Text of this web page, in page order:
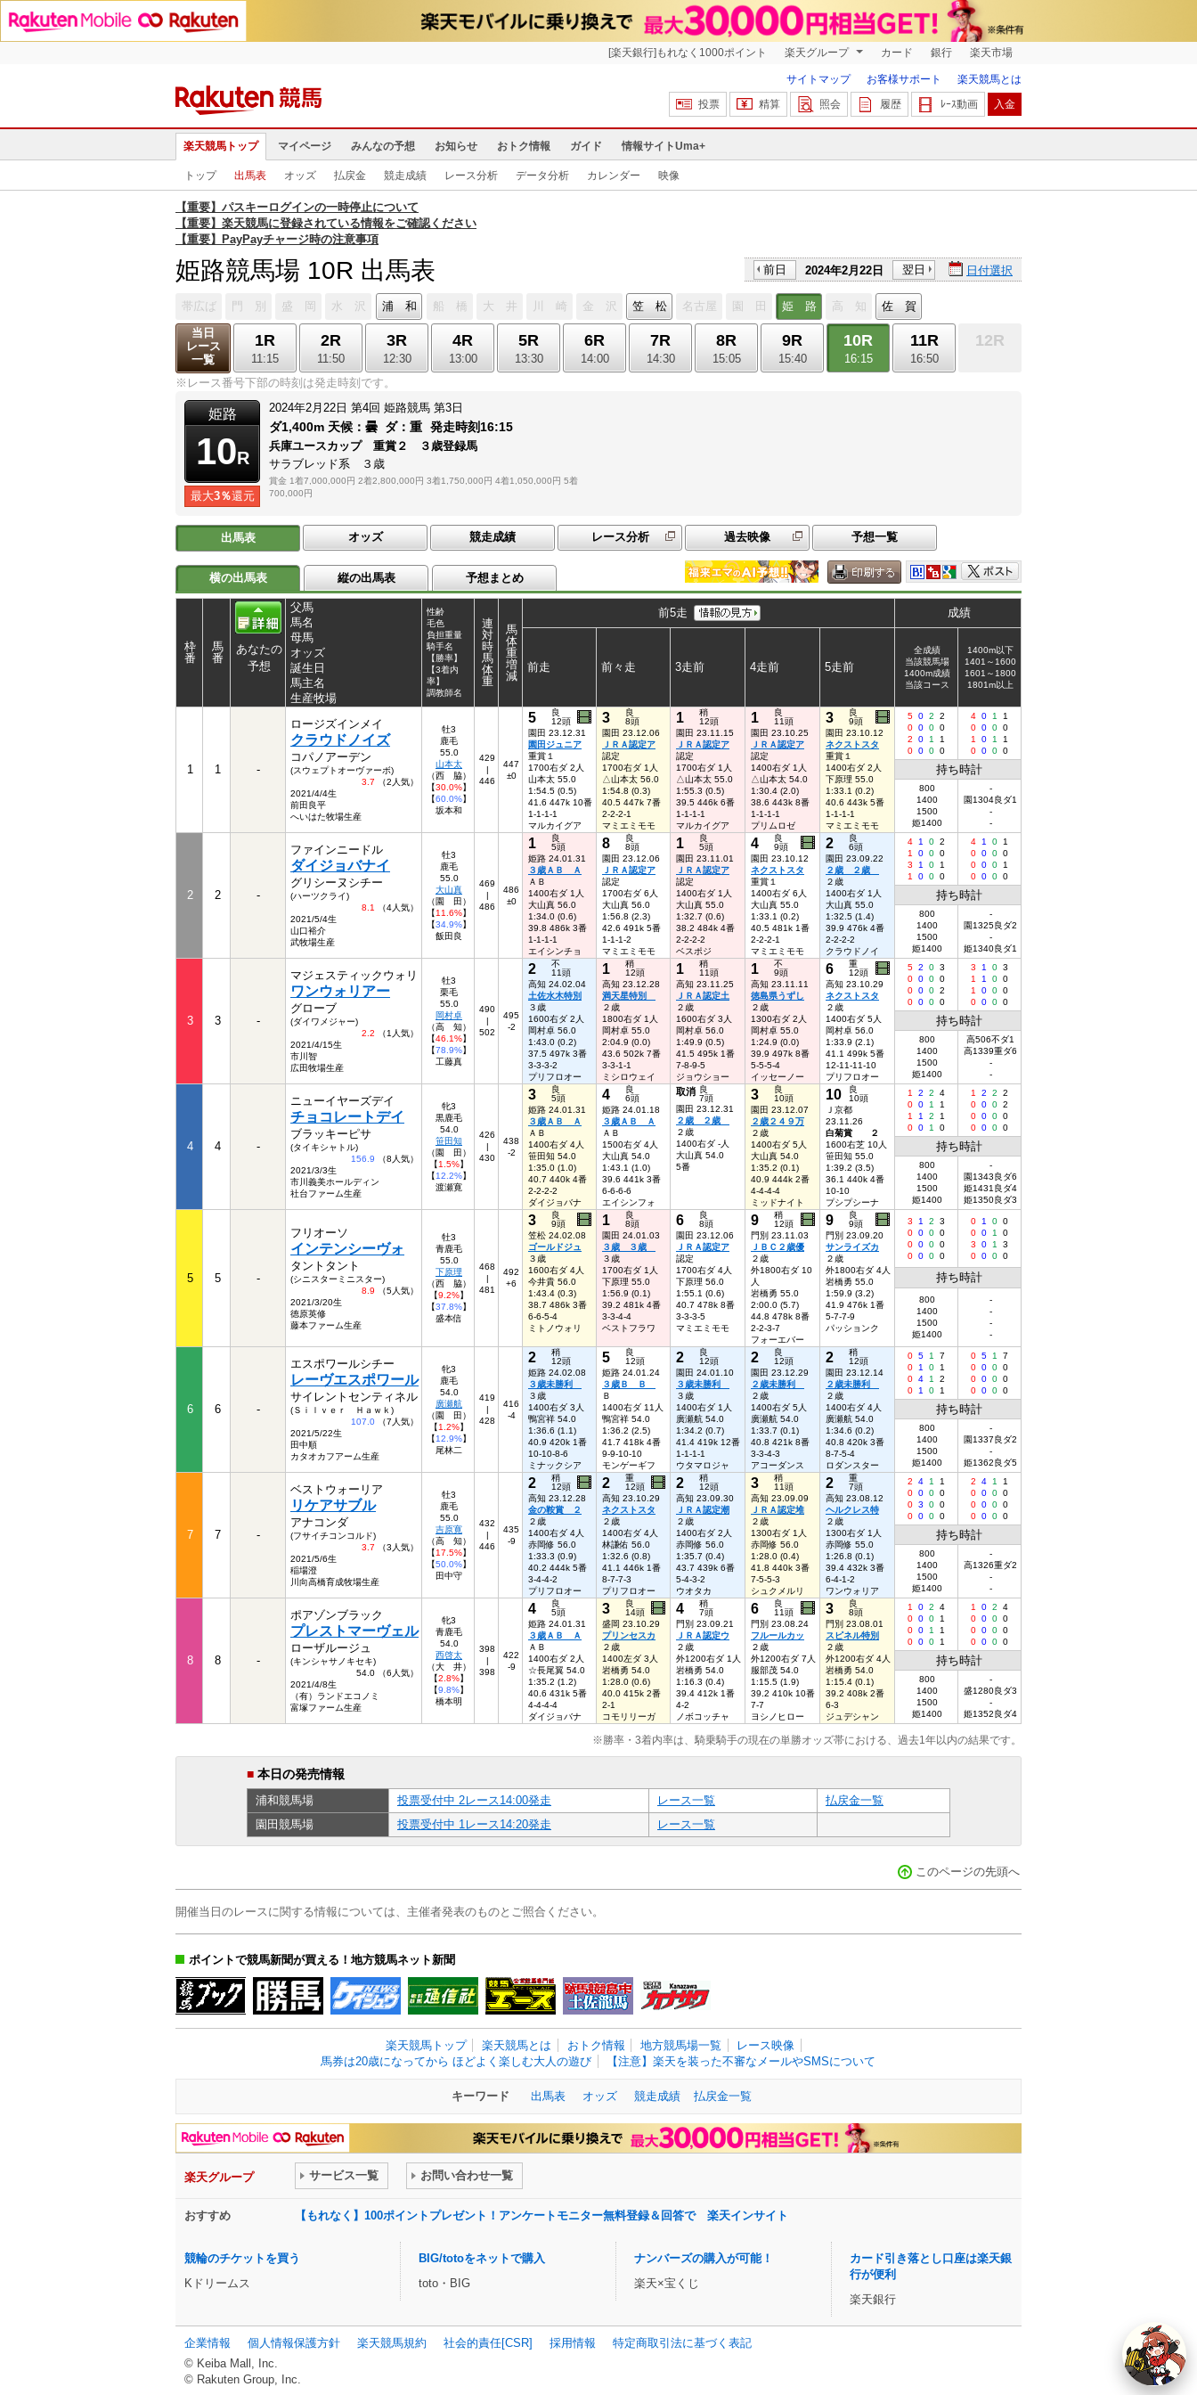
[楽天銀行]もれなく1000ポイント 楽天グループ カード 銀行 楽天市場
サイトマップ お客様サポート
楽天競馬とは
投票
精算 照会 履歴 ﾚｰｽ動画 入金
楽天競馬トップ マイページ みんなの予想 お知らせ おトク情報 ガイド 情報サイトUma+
トップ 出馬表 オッズ 払戻金 競走成績 レース分析 データ分析 カレンダー 映像
【重要】パスキーログインの一時停止について
【重要】楽天競馬に登録されている情報をご確認ください
【重要】PayPayチャージ時の注意事項
姫路競馬場 10R 出馬表 前日 2024年2月22日 翌日 日付選択
帯広ば 門 別 盛 岡 水 沢 浦 和 船 橋 大 井 川 崎 金 沢 笠 松 名古屋 園 田 姫 路 高 知
佐 賀
当日
レース
一覧
1R
11:15
2R
11:50
3R
12:30
4R
13:00
5R
13:30
6R
14:00
7R
14:30
8R
15:05
9R
15:40
10R
16:15
11R
16:50
12R
※レース番号下部の時刻は発走時刻です。
姫路
10R
最大3％還元
2024年2月22日 第4回 姫路競馬 第3日
ダ1,400m 天候： 曇 ダ：重 発走時刻16:15
兵庫ユースカップ 重賞２ ３歳登録馬
サラブレッド系 ３歳
賞金 1着7,000,000円 2着2,800,000円 3着1,750,000円 4着1,050,000円 5着
700,000円
出馬表 オッズ 競走成績 レース分析 過去映像 予想一覧
横の出馬表 縦の出馬表 予想まとめ
枠
番
馬
番
あなたの
予想
父馬
馬名
母馬
オッズ
誕生日
馬主名
生産牧場
性齢
毛色
負担重量
騎手名
【勝率】
【3着内
率】
調教師名
連
対
時
馬
体
重
馬
体
重
増
減
前5走 成績
前走 前々走 3走前 4走前 5走前
全成績
当該競馬場
1400m成績
当該コース
1400m以下
1401～1600
1601～1800
1801m以上
1 1 -
ロージズインメイ
クラウドノイズ
コパノアーデン
(スウェプトオーヴァーボ)
3.7 （2人気）
2021/4/4生
前田良平
へいはた牧場生産
牡3
鹿毛
55.0
山本太
（西 脇）
【30.0%】
【60.0%】
坂本和
429
|
446
447
±0
5
良
12頭
園田 23.12.31
園田ジュニア
重賞１
1700右ダ 2人
山本太 55.0
1:54.5 (0.5)
41.6 447k 10番
1-1-1-1
マルカイグア
3
良
8頭
園田 23.12.06
ＪＲＡ認定ア
認定
1700右ダ 1人
△山本太 56.0
1:54.8 (0.3)
40.5 447k 7番
2-2-2-1
マミエミモモ
1
稍
12頭
園田 23.11.15
ＪＲＡ認定ア
認定
1700右ダ 1人
△山本太 55.0
1:55.3 (0.5)
39.5 446k 6番
1-1-1-1
マルカイグア
1
良
11頭
園田 23.10.25
ＪＲＡ認定ア
認定
1400右ダ 1人
△山本太 54.0
1:30.4 (2.0)
38.6 443k 8番
1-1-1-1
プリムロゼ
3
良
9頭
園田 23.10.12
ネクストスタ
重賞１
1400右ダ 2人
下原理 55.0
1:33.1 (0.2)
40.6 443k 5番
1-1-1-1
マミエミモモ
5 0 2
2
0 0 0 0
2
0 1
1
0 0 0 0
4 0 1
1
0 0 0 0
1
0 1
1
0 0 0 0
持ち時計
800
1400
1500
姫1400
-
園1304良ダ1
-
-
2 2 -
ファインニードル
ダイジョバナイ
グリシーヌシチー
(ハーツクライ)
8.1
（4人気）
2021/5/4生
山口裕介
武牧場生産
牡3
鹿毛
55.0
大山真
（園 田）
【11.6%】
【34.9%】
飯田良
469
|
486
486
±0
1
良
5頭
姫路 24.01.31
３歳ＡＢ Ａ
ＡＢ
1400右ダ 1人
大山真 56.0
1:34.0 (0.6)
39.8 486k 3番
1-1-1-1
エイシンチョ
8
良
8頭
園田 23.12.06
ＪＲＡ認定ア
認定
1700右ダ 6人
大山真 56.0
1:56.8 (2.3)
42.6 491k 5番
1-1-1-2
マミエミモモ
1
良
5頭
園田 23.11.01
ＪＲＡ認定ア
認定
1400右ダ 1人
大山真 55.0
1:32.7 (0.6)
38.2 484k 4番
2-2-2-2
ベスポジ
4
良
9頭
園田 23.10.12
ネクストスタ
重賞１
1400右ダ 6人
大山真 55.0
1:33.1 (0.2)
40.5 481k 1番
2-2-2-1
マミエミモモ
2
良
6頭
園田 23.09.22
２歳 ２歳
２歳
1400右ダ 1人
大山真 55.0
1:32.5 (1.4)
39.9 476k 4番
2-2-2-2
クラウドノイ
4 1 0 2
1
0 0 0
3
1 0
1
1
0 0 0
4 1 0
1
0 0 0 0
0 0 0
1
0 0 0 0
持ち時計
800
1400
1500
姫1400
-
園1325良ダ2
-
姫1340良ダ1
3 3 -
マジェスティックウォリ
ワンウォリアー
グローブ
(ダイワメジャー)
2.2 （1人気）
2021/4/15生
市川智
広田牧場生産
牡3
栗毛
55.0
岡村卓
（高 知）
【46.1%】
【78.9%】
工藤真
490
|
502
495
-2
2
不
11頭
高知 24.02.04
土佐水木特別
３歳
1600右ダ 2人
岡村卓 56.0
1:43.0 (0.2)
37.5 497k 3番
3-3-3-2
プリフロオー
1
稍
12頭
高知 23.12.28
満天星特別
２歳
1800右ダ 1人
岡村卓 55.0
2:04.9 (0.0)
43.6 502k 7番
3-3-1-1
ミシロウェイ
1
稍
11頭
高知 23.11.25
ＪＲＡ認定土
２歳
1600右ダ 3人
岡村卓 56.0
1:49.9 (0.5)
41.5 495k 1番
7-8-9-5
ジョウショー
1
不
9頭
高知 23.11.11
徳島県うずし
２歳
1300右ダ 2人
岡村卓 55.0
1:24.9 (0.0)
39.9 497k 8番
5-5-5-4
イッセーノー
6
重
12頭
高知 23.10.29
ネクストスタ
２歳
1400右ダ 5人
岡村卓 56.0
1:33.9 (2.1)
41.1 499k 5番
12-11-11-10
プリフロオー
5 2 0 3
0 0 0 0
0 0 0 2
0 0 0 0
3 1 0 3
1
1 0 0
1
0 0 0
0 0 0 0
持ち時計
800
1400
1500
姫1400
高506不ダ1
高1339重ダ6
-
-
4 4 -
ニューイヤーズデイ
チョコレートデイ
ブラッキーピサ
(タイキシャトル)
156.9 （8人気）
2021/3/3生
市川義美ホールディン
社台ファーム生産
牝3
黒鹿毛
54.0
笹田知
（園 田）
【1.5%】
【12.2%】
渡瀬寛
426
|
430
438
-2
3
良
5頭
姫路 24.01.31
３歳ＡＢ Ａ
ＡＢ
1400右ダ 4人
笹田知 54.0
1:35.0 (1.0)
40.7 440k 4番
2-2-2-2
ダイジョバナ
4
良
6頭
姫路 24.01.18
３歳ＡＢ Ａ
ＡＢ
1500右ダ 4人
大山真 54.0
1:43.1 (1.0)
39.6 441k 3番
6-6-6-6
エイシンフォ
取消 良
7頭
園田 23.12.31
２歳 ２歳
２歳
1400右ダ -人
大山真 54.0
5番
3
良
10頭
園田 23.12.07
２歳２４９万
２歳
1400右ダ 5人
大山真 54.0
1:35.2 (0.1)
40.9 444k 2番
4-4-4-4
ミッドナイト
10
良
10頭
Ｊ京都
23.11.26
白菊賞 ２
1600右芝 10人
笹田知 55.0
1:39.2 (3.5)
36.1 440k 4番
10-10
プシプシーナ
1 2 2
4
0 0 1
1
1
1 2
1
0 0 1 0
1 2 2
2
0 0 0 2
0 0 0 0
0 0 0 0
持ち時計
800
1400
1500
姫1400
-
園1343良ダ6
姫1431良ダ4
姫1350良ダ3
5 5 -
フリオーソ
インテンシーヴォ
タントタント
(シニスターミニスター)
8.9 （5人気）
2021/3/20生
徳原英修
藤本ファーム生産
牡3
青鹿毛
55.0
下原理
（西 脇）
【9.2%】
【37.8%】
盛本信
468
|
481
492
+6
3
良
9頭
笠松 24.02.08
ゴールドジュ
３歳
1600右ダ 4人
今井貴 56.0
1:43.4 (0.3)
38.7 486k 3番
6-6-5-4
ミトノウォリ
1
良
8頭
園田 24.01.03
３歳 ３歳
３歳
1700右ダ 1人
下原理 55.0
1:56.9 (0.1)
39.2 481k 4番
3-3-4-4
ベストフラワ
6
良
8頭
園田 23.12.06
ＪＲＡ認定ア
認定
1700右ダ 4人
下原理 56.0
1:55.1 (0.6)
40.7 478k 8番
3-3-3-5
マミエミモモ
9
稍
12頭
門別 23.11.03
ＪＢＣ２歳優
２歳
外1800右ダ 10
人
岩橋勇 55.0
2:00.0 (5.7)
44.8 478k 8番
2-2-3-7
フォーエバー
9
良
9頭
門別 23.09.20
サンライズカ
２歳
外1800右ダ 4人
岩橋勇 55.0
1:59.9 (3.2)
41.9 476k 1番
5-7-7-9
パッションク
3 1 2
3
0 0 0 0
0 0 0 0
0 0 0 0
0 1 0 0
0 0 1
0
3
0 1
3
0 0 0 0
持ち時計
800
1400
1500
姫1400
-
-
-
-
6 6 -
エスポワールシチー
レーヴエスポワール
サイレントセンティネル
(Ｓｉｌｖｅｒ Ｈａｗｋ)
107.0 （7人気）
2021/5/22生
田中順
カタオカフアーム生産
牝3
鹿毛
54.0
廣瀬航
（園 田）
【1.2%】
【12.9%】
尾林二
419
|
428
416
-4
2
稍
12頭
姫路 24.02.08
３歳未勝利
３歳
1400右ダ 3人
鴨宮祥 54.0
1:36.6 (1.1)
40.9 420k 1番
10-10-8-6
ミナックシア
5
良
12頭
姫路 24.01.24
３歳Ｂ Ｂ
Ｂ
1400右ダ 11人
鴨宮祥 54.0
1:36.2 (2.5)
41.7 418k 4番
9-9-10-10
モンゲーギフ
2
良
12頭
園田 24.01.10
３歳未勝利
３歳
1400右ダ 1人
廣瀬航 54.0
1:34.2 (0.7)
41.4 419k 12番
1-1-1-1
ウタマロジャ
2
良
12頭
園田 23.12.29
２歳未勝利
２歳
1400右ダ 5人
廣瀬航 54.0
1:33.7 (0.1)
40.8 421k 8番
3-3-4-3
アコーダンス
2
稍
12頭
園田 23.12.14
２歳未勝利
２歳
1400右ダ 4人
廣瀬航 54.0
1:34.6 (0.2)
40.8 420k 3番
8-7-5-4
ロダンスター
0 5 1
7
0
1 0
1
0 4 1
2
0
1 0 1
0 5 1
7
0 0 0 0
0 0 0 0
0 0 0 0
持ち時計
800
1400
1500
姫1400
-
園1337良ダ2
-
姫1362良ダ5
7 7 -
ベストウォーリア
リケアサブル
アナコンダ
(フサイチコンコルド)
3.7 （3人気）
2021/5/6生
稲場澄
川向高橋育成牧場生産
牡3
鹿毛
55.0
吉原寛
（高 知）
【17.5%】
【50.0%】
田中守
432
|
446
435
-9
2
稍
12頭
高知 23.12.28
金の鞍賞 ２
２歳
1400右ダ 4人
赤岡修 56.0
1:33.3 (0.9)
40.2 444k 5番
3-4-4-2
プリフロオー
2
重
12頭
高知 23.10.29
ネクストスタ
２歳
1400右ダ 4人
林謙佑 56.0
1:32.6 (0.8)
41.1 446k 1番
8-7-7-3
プリフロオー
2
稍
12頭
高知 23.09.30
ＪＲＡ認定潮
２歳
1400右ダ 2人
赤岡修 56.0
1:35.7 (0.4)
43.7 439k 6番
5-4-3-2
ウオタカ
3
稍
11頭
高知 23.09.09
ＪＲＡ認定堆
２歳
1300右ダ 1人
赤岡修 56.0
1:28.0 (0.4)
41.8 440k 3番
7-5-5-3
シュクメルリ
2
重
7頭
高知 23.08.12
ヘルクレス特
２歳
1300右ダ 1人
赤岡修 55.0
1:26.8 (0.1)
39.4 432k 3番
6-4-1-2
ワンウォリア
2 4 1
1
0 0 0 0
0 3 0 0
0 0 0 0
2 4 1
1
0 0 0 0
0 0 0 0
0 0 0 0
持ち時計
800
1400
1500
姫1400
-
高1326重ダ2
-
-
8 8 -
ポアゾンブラック
プレストマーヴェル
ローザルージュ
(キンシャサノキセキ)
54.0 （6人気）
2021/4/8生
（有）ランドエコノミ
富塚ファーム生産
牝3
青鹿毛
54.0
西啓太
（大 井）
【2.8%】
【9.8%】
橋本明
398
|
398
422
-9
4
良
5頭
姫路 24.01.31
３歳ＡＢ Ａ
ＡＢ
1400右ダ 2人
☆長尾翼 54.0
1:35.2 (1.2)
40.6 431k 5番
4-4-4-4
ダイジョバナ
3
良
14頭
盛岡 23.10.29
プリンセスカ
２歳
1400左ダ 3人
岩橋勇 54.0
1:28.0 (0.6)
40.0 415k 2番
2-1
コモリリーガ
4
稍
7頭
門別 23.09.21
ＪＲＡ認定ウ
２歳
外1200右ダ 1人
岩橋勇 54.0
1:16.3 (0.4)
39.4 412k 1番
4-2
ノボコッチャ
6
良
11頭
門別 23.08.24
フルールカッ
２歳
外1200右ダ 7人
服部茂 54.0
1:15.5 (1.9)
39.2 410k 10番
7-7
ヨシノヒロー
3
良
8頭
門別 23.08.01
スピネル特別
２歳
外1200右ダ 4人
岩橋勇 54.0
1:15.4 (0.1)
39.2 408k 2番
6-3
ジュデシャン
1 0 2
4
0 0 0
1
0 0 1
1
0 0 0 1
1 0 2
4
0 0 0 0
0 0 0 0
0 0 0 0
持ち時計
800
1400
1500
姫1400
-
盛1280良ダ3
-
姫1352良ダ4
※勝率・3着内率は、騎乗騎手の現在の単勝オッズ帯における、過去1年以内の結果です。
■ 本日の発売情報
浦和競馬場 投票受付中 2レース14:00発走 レース一覧
払戻金一覧
園田競馬場 投票受付中 1レース14:20発走 レース一覧
このページの先頭へ
開催当日のレースに関する情報については、主催者発表のものとご照合ください。
ポイントで競馬新聞が買える！地方競馬ネット新聞
楽天競馬トップ 楽天競馬とは おトク情報 地方競馬場一覧
レース映像
馬券は20歳になってから ほどよく楽しむ大人の遊び
【注意】楽天を装った不審なメールやSMSについて
キーワード 出馬表 オッズ 競走成績 払戻金一覧
楽天グループ サービス一覧 お問い合わせ一覧
おすすめ 【もれなく】100ポイントプレゼント！アンケートモニター無料登録＆回答で 楽天インサイト
競輪のチケットを買う
Kドリームス
BIG/totoをネットで購入
toto・BIG
ナンバーズの購入が可能！
楽天×宝くじ
カード引き落とし口座は楽天銀
行が便利
楽天銀行
企業情報 個人情報保護方針 楽天競馬規約 社会的責任[CSR] 採用情報
特定商取引法に基づく表記
© Keiba Mall, Inc.
© Rakuten Group, Inc.